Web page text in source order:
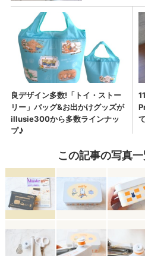
この記事の写真一